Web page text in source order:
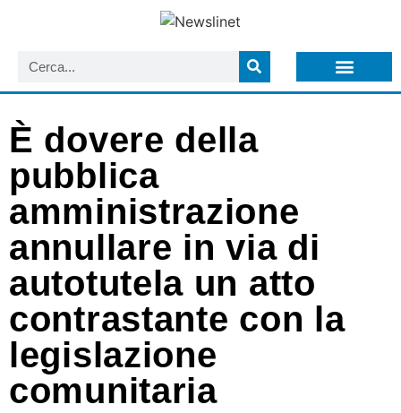
È dovere della
pubblica
amministrazione
annullare in via di
autotutela un atto
contrastante con la
legislazione
comunitaria